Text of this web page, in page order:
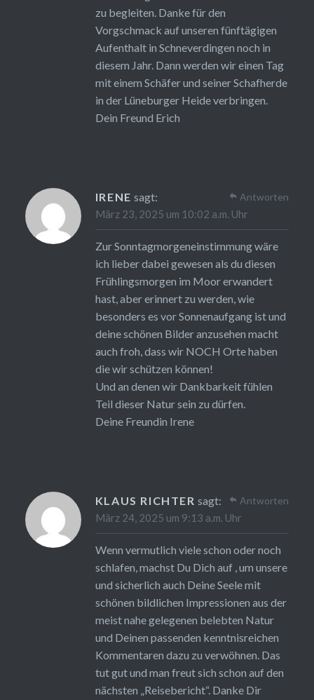
zu begleiten. Danke für den
Vorgschmack auf unseren fünftägigen
Aufenthalt in Schneverdingen noch in
diesem Jahr. Dann werden wir einen Tag
mit einem Schäfer und seiner Schafherde
in der Lüneburger Heide verbringen.
Dein Freund Erich
IRENE sagt:
März 23, 2025 um 10:02 a.m. Uhr
Zur Sonntagmorgeneinstimmung wäre
ich lieber dabei gewesen als du diesen
Frühlingsmorgen im Moor erwandert
hast, aber erinnert zu werden, wie
besonders es vor Sonnenaufgang ist und
deine schönen Bilder anzusehen macht
auch froh, dass wir NOCH Orte haben
die wir schützen können!
Und an denen wir Dankbarkeit fühlen
Teil dieser Natur sein zu dürfen.
Deine Freundin Irene
Antworten
KLAUS RICHTER sagt:
März 24, 2025 um 9:13 a.m. Uhr
Wenn vermutlich viele schon oder noch
schlafen, machst Du Dich auf , um unsere
und sicherlich auch Deine Seele mit
schönen bildlichen Impressionen aus der
meist nahe gelegenen belebten Natur
und Deinen passenden kenntnisreichen
Kommentaren dazu zu verwöhnen. Das
tut gut und man freut sich schon auf den
nächsten „Reisebericht“. Danke Dir
Antworten